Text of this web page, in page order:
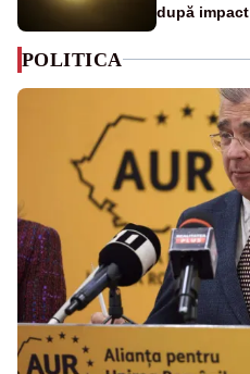
după impact
POLITICA